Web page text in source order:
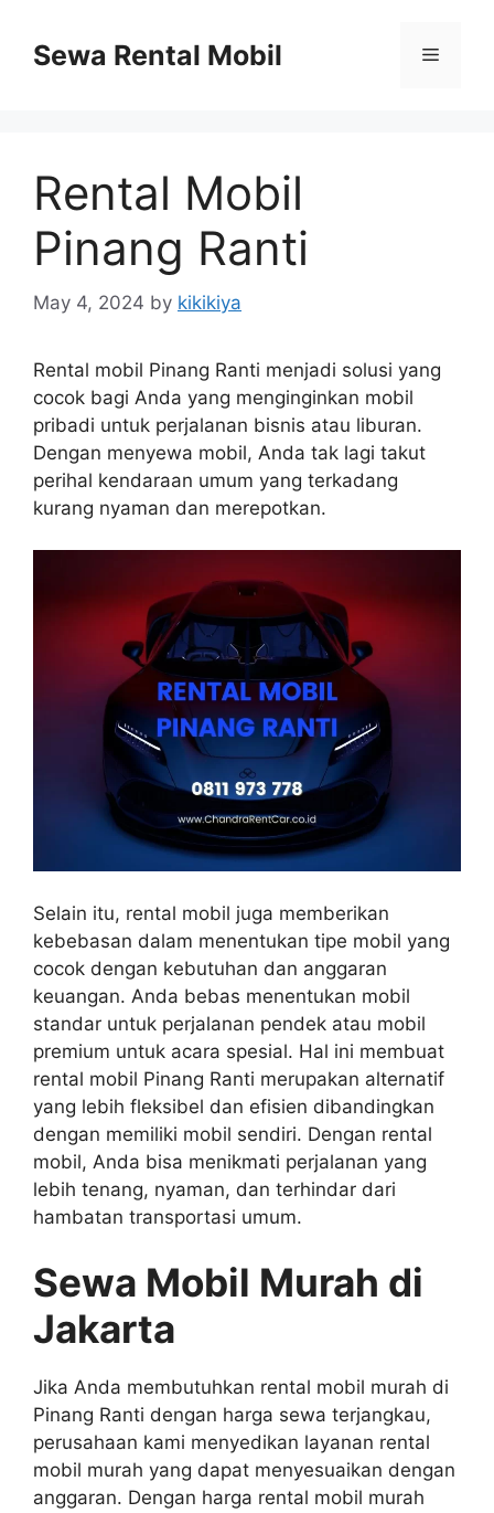
contentSewa Rental Mobil Menu
Rental Mobil
Pinang Ranti
May 4, 2024 by kikikiya
Rental mobil Pinang Ranti menjadi solusi yang
cocok bagi Anda yang menginginkan mobil
pribadi untuk perjalanan bisnis atau liburan.
Dengan menyewa mobil, Anda tak lagi takut
perihal kendaraan umum yang terkadang
kurang nyaman dan merepotkan.
Selain itu, rental mobil juga memberikan
kebebasan dalam menentukan tipe mobil yang
cocok dengan kebutuhan dan anggaran
keuangan. Anda bebas menentukan mobil
standar untuk perjalanan pendek atau mobil
premium untuk acara spesial. Hal ini membuat
rental mobil Pinang Ranti merupakan alternatif
yang lebih fleksibel dan efisien dibandingkan
dengan memiliki mobil sendiri. Dengan rental
mobil, Anda bisa menikmati perjalanan yang
lebih tenang, nyaman, dan terhindar dari
hambatan transportasi umum.
Sewa Mobil Murah di
Jakarta
Jika Anda membutuhkan rental mobil murah di
Pinang Ranti dengan harga sewa terjangkau,
perusahaan kami menyedikan layanan rental
mobil murah yang dapat menyesuaikan dengan
anggaran. Dengan harga rental mobil murah